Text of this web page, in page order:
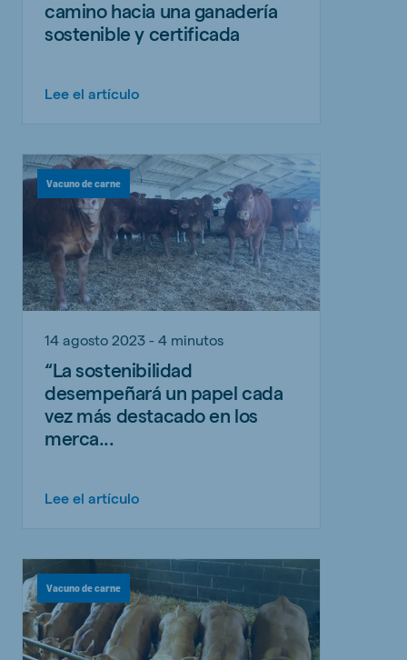
camino hacia una ganadería
sostenible y certificada
Lee el artículo
Vacuno de carne
14 agosto 2023 - 4 minutos
“La sostenibilidad
desempeñará un papel cada
vez más destacado en los
merca...
Lee el artículo
Vacuno de carne